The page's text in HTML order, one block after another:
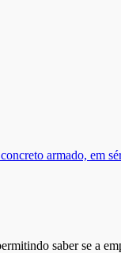
armado, em
saber se a